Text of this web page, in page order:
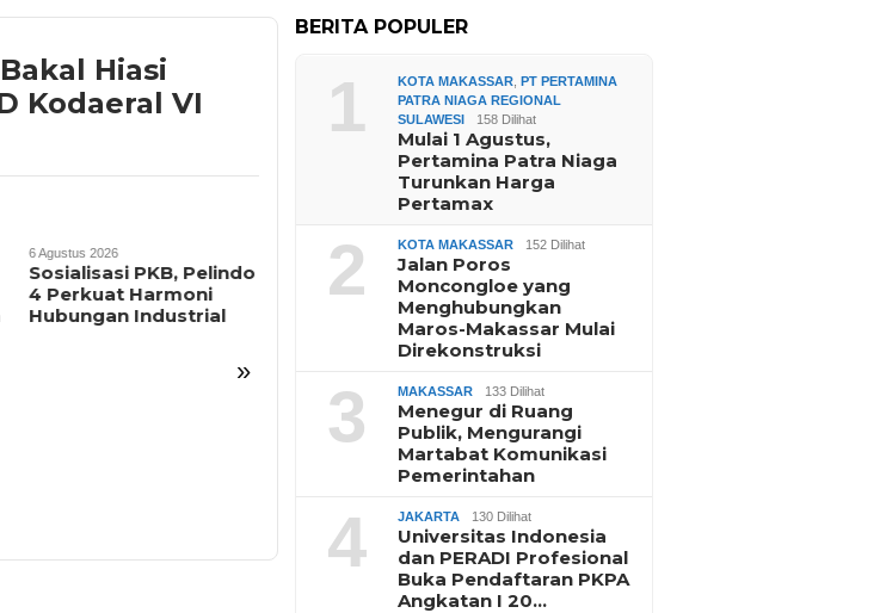
Hiasi
Kodaeral VI
»
6 Agustus 2026
Sosialisasi PKB, Pelindo
4 Perkuat Harmoni
Hubungan Industrial
Rapat Perdana
Pengurus PWI Sulsel
2026–2031 Bahas
Pelantikan, Sinkronisasi
Program, dan
Persiapan Porwanas
Edy Manaf Pimpin Apel
Besar Hari Pramuka,
Tutup Perkemahan
Gantarang dan Lepas
Kontingen Jamnas XII
2026
BERITA POPULER
1 KOTA MAKASSAR ,PT PERTAMINA
PATRA NIAGA REGIONAL
SULAWESI
158 Dilihat
Mulai 1 Agustus,
Pertamina Patra Niaga
Turunkan Harga
Pertamax
2 KOTA MAKASSAR 152 Dilihat
Jalan Poros
Moncongloe yang
Menghubungkan
Maros-Makassar Mulai
Direkonstruksi
3 MAKASSAR 133 Dilihat
Menegur di Ruang
Publik, Mengurangi
Martabat Komunikasi
Pemerintahan
4 JAKARTA 130 Dilihat
Universitas Indonesia
dan PERADI Profesional
Buka Pendaftaran PKPA
Angkatan I 20…